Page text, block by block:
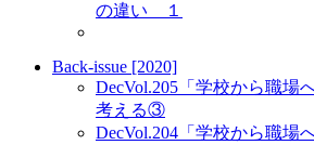
の違い １
Back-issue [2020]
DecVol.205 「学校から職場
考える③
DecVol.204 「学校から職場